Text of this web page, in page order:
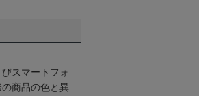
スマートフォ
商品の色と異